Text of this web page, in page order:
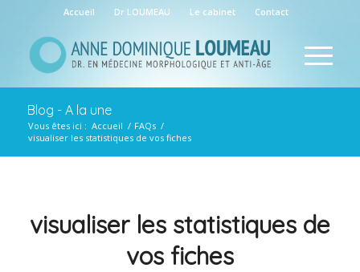
Accueil Dr LOUMEAU Le cabinet Contact
Blog - A la une
Vous êtes ici : Accueil / FAQs /
visualiser les statistiques de vos fiches
visualiser les statistiques de
vos fiches